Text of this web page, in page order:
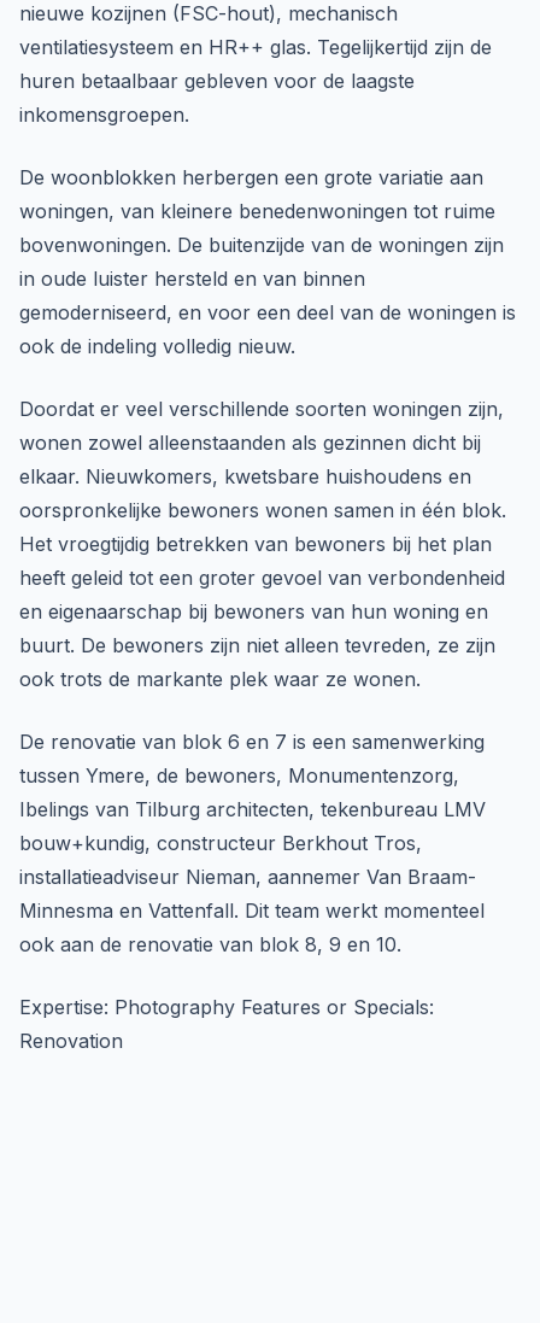
nieuwe kozijnen (FSC-hout), mechanisch
ventilatiesysteem en HR++ glas. Tegelijkertijd zijn de
huren betaalbaar gebleven voor de laagste
inkomensgroepen.
De woonblokken herbergen een grote variatie aan
woningen, van kleinere benedenwoningen tot ruime
bovenwoningen. De buitenzijde van de woningen zijn
in oude luister hersteld en van binnen
gemoderniseerd, en voor een deel van de woningen is
ook de indeling volledig nieuw.
Doordat er veel verschillende soorten woningen zijn,
wonen zowel alleenstaanden als gezinnen dicht bij
elkaar. Nieuwkomers, kwetsbare huishoudens en
oorspronkelijke bewoners wonen samen in één blok.
Het vroegtijdig betrekken van bewoners bij het plan
heeft geleid tot een groter gevoel van verbondenheid
en eigenaarschap bij bewoners van hun woning en
buurt. De bewoners zijn niet alleen tevreden, ze zijn
ook trots de markante plek waar ze wonen.
De renovatie van blok 6 en 7 is een samenwerking
tussen Ymere, de bewoners, Monumentenzorg,
Ibelings van Tilburg architecten, tekenbureau LMV
bouw+kundig, constructeur Berkhout Tros,
installatieadviseur Nieman, aannemer Van Braam-
Minnesma en Vattenfall. Dit team werkt momenteel
ook aan de renovatie van blok 8, 9 en 10.
Expertise: Photography Features or Specials:
Renovation